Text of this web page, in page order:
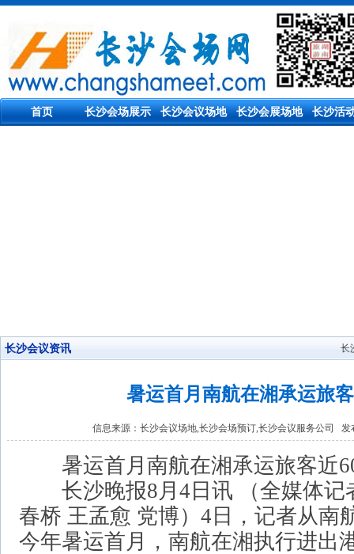
首页 长沙会场展示 长沙会议场地 长沙会展场地 长沙活
长沙会议资讯 长
暑运首月南航在湘承运旅
信息来源：长沙会议场地,长沙会场预订,长沙会议服务公司 发
暑运首月南航在湘承运旅客近
长沙晚报8月4日讯 （全媒体记
春桥 王孟愈 党博）4日，记者从南
今年暑运首月，南航在湘执行进出